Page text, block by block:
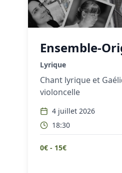
Ensemble-
Lyrique
Chant lyrique et
violoncelle
4 juillet 2026
18:30
0€ - 15€